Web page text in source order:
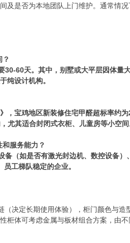
及是否为本地团队上门维护。通常情
30-60天。其中，别墅或大平层因体
纯设计机构。
，宝鸡地区新装修住宅甲醛超标率约
尤其适合封闭式衣柜、儿童房等小空间
服务能力？
备（如是否有激光封边机、数控设备
工梯队稳定的企业。
（决定长期使用体验），柜门颜色与
柜体可考虑金属与板材组合方案，由不